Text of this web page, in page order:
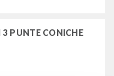
3 PUNTE CONICHE